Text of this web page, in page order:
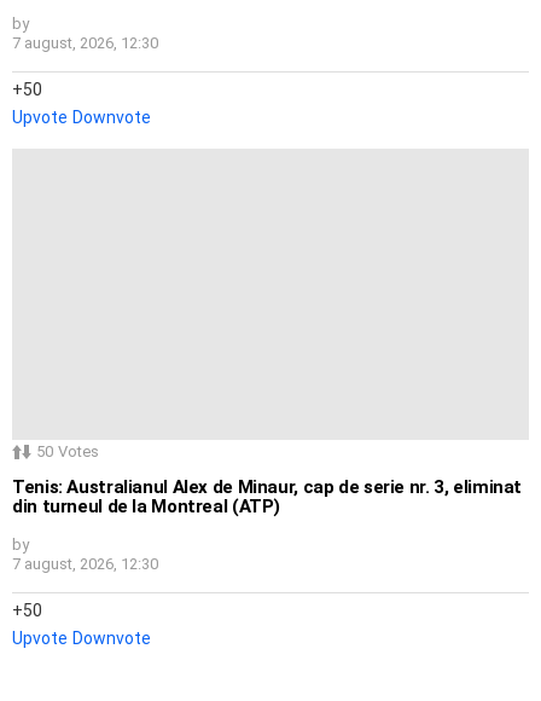
by
7 august, 2026, 12:30
50
Upvote Downvote
50 Votes
Tenis: Australianul Alex de Minaur, cap de serie nr. 3, eliminat
din turneul de la Montreal (ATP)
by
7 august, 2026, 12:30
50
Upvote Downvote